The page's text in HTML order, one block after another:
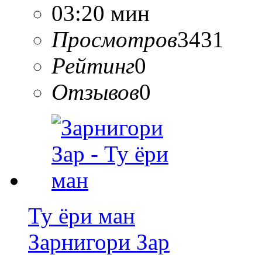
03:20 мин
Просмотров3431
Рейтинг0
Отзывов0
Ту ёри ман
Зарнигори Зар